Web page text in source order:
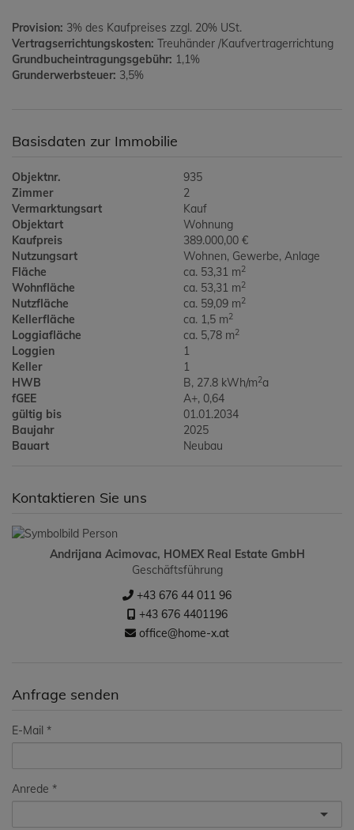
Provision: 3% des Kaufpreises zzgl. 20% USt.
Vertragserrichtungskosten: Treuhänder /Kaufvertragerrichtung
Grundbucheintragungsgebühr: 1,1%
Grunderwerbsteuer: 3,5%
Basisdaten zur Immobilie
Objektnr.
935
Zimmer
2
Vermarktungsart
Kauf
Objektart
Wohnung
Kaufpreis
389.000,00 €
Nutzungsart
Wohnen Gewerbe Anlage
Fläche
ca. 53,31 m2
Wohnfläche ca. 53,31 m2
Nutzfläche ca. 59,09 m2
Kellerfläche ca. 1,5 m2
Loggiafläche ca. 5,78 m2
Loggien
1
Keller
1
HWB
B, 27.8 kWh/m2a
fGEE
A+, 0,64
gültig bis
01.01.2034
Baujahr
2025
Bauart
Neubau
Kontaktieren Sie uns
Andrijana Acimovac, HOMEX Real Estate GmbH
Geschäftsführung
+43 676 44 011 96
+43 676 4401196
office@home-x.at
Anfrage senden
E-Mail
Anrede